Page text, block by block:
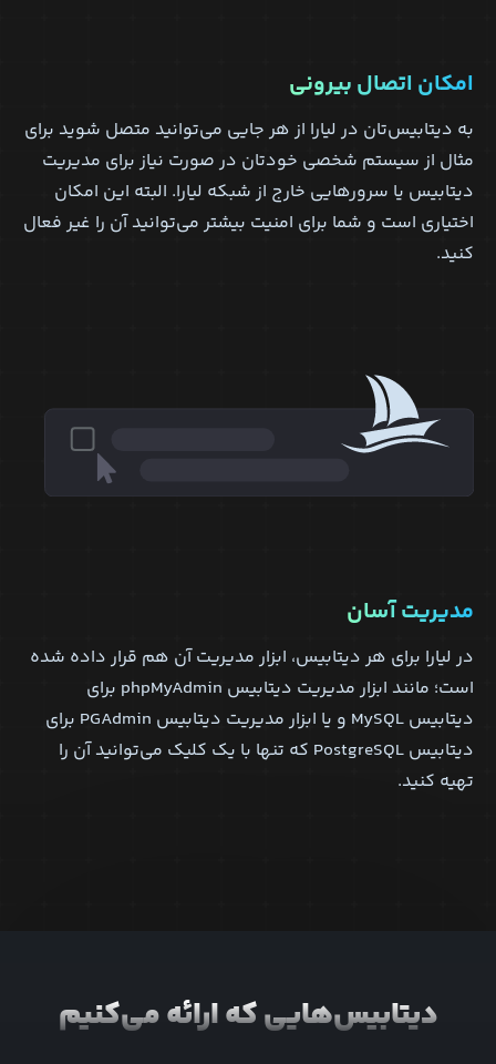
امکان اتصال بیرونی
به دیتابیس‌تان در لیارا از هر جایی می‌توانید متصل شوید برای
مثال از سیستم شخصی خودتان در صورت نیاز برای مدیریت
دیتابیس یا سرور‌هایی خارج از شبکه لیارا. البته این امکان
اختیاری است و شما برای امنیت بیشتر می‌توانید آن را غیر فعال
کنید.
مدیریت آسان
در لیارا برای هر دیتابیس، ابزار مدیریت آن هم قرار داده شده
است؛ مانند ابزار مدیریت دیتابیس phpMyAdmin برای
دیتابیس MySQL و یا ابزار مدیریت دیتابیس PGAdmin برای
دیتابیس PostgreSQL که تنها با یک کلیک می‌توانید آن را
تهیه کنید.
دیتابیس‌هایی که ارائه می‌کنیم